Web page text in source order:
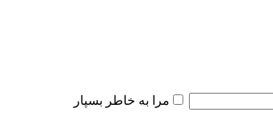
مرا به خاطر بسپار